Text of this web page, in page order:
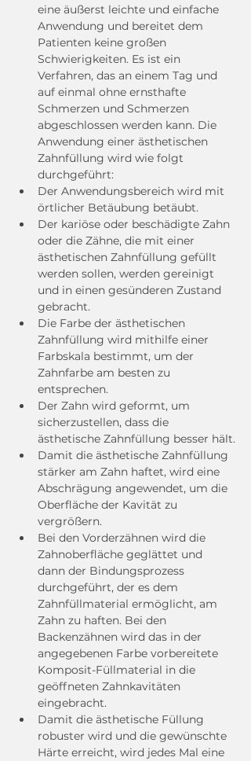
eine äußerst leichte und einfache
Anwendung und bereitet dem
Patienten keine großen
Schwierigkeiten. Es ist ein
Verfahren, das an einem Tag und
auf einmal ohne ernsthafte
Schmerzen und Schmerzen
abgeschlossen werden kann. Die
Anwendung einer ästhetischen
Zahnfüllung wird wie folgt
durchgeführt:
Der Anwendungsbereich wird mit
örtlicher Betäubung betäubt.
Der kariöse oder beschädigte Zahn
oder die Zähne, die mit einer
ästhetischen Zahnfüllung gefüllt
werden sollen, werden gereinigt
und in einen gesünderen Zustand
gebracht.
Die Farbe der ästhetischen
Zahnfüllung wird mithilfe einer
Farbskala bestimmt, um der
Zahnfarbe am besten zu
entsprechen.
Der Zahn wird geformt, um
sicherzustellen, dass die
ästhetische Zahnfüllung besser hält.
Damit die ästhetische Zahnfüllung
stärker am Zahn haftet, wird eine
Abschrägung angewendet, um die
Oberfläche der Kavität zu
vergrößern.
Bei den Vorderzähnen wird die
Zahnoberfläche geglättet und
dann der Bindungsprozess
durchgeführt, der es dem
Zahnfüllmaterial ermöglicht, am
Zahn zu haften. Bei den
Backenzähnen wird das in der
angegebenen Farbe vorbereitete
Komposit-Füllmaterial in die
geöffneten Zahnkavitäten
eingebracht.
Damit die ästhetische Füllung
robuster wird und die gewünschte
Härte erreicht, wird jedes Mal eine